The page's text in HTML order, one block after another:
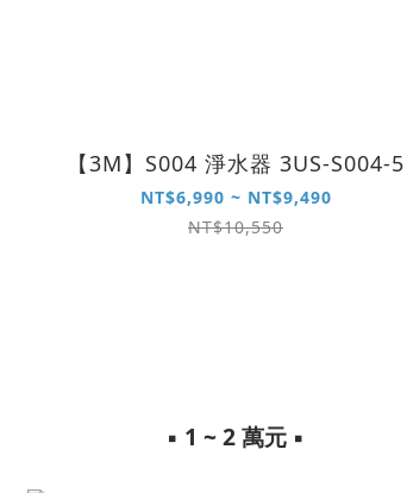
【3M】S004 淨水器 3US-S004-5
NT$6,990 ~ NT$9,490
NT$10,550
▪︎ 1 ~ 2 萬元 ▪︎